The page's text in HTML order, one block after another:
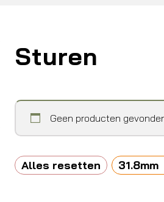
Sturen
Geen producten
Alles resetten 31.8mm